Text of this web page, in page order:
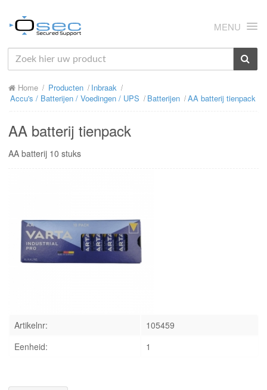
MENU
HOME
OVER ONS
MIJN OSEC
CONTACT
Home Producten
Inbraak
Accu's / Batterijen / Voedingen / UPS
Batterijen AA batterij tienpack
AA batterij tienpack
AA batterij 10 stuks
Artikelnr:
105459
Eenheid:
1